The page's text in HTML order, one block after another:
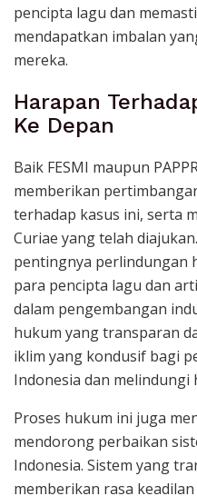
pencipta lagu dan
mendapatkan imbalan
mereka.
Harapan
Ke Depan
Baik FESMI maupun
memberikan
terhadap kasus ini, serta
Curiae yang telah
pentingnya perlindungan
para pencipta lagu dan
dalam pengembangan
hukum yang transparan
iklim yang kondusif bagi
Indonesia dan melindungi
Proses hukum ini juga
mendorong perbaikan
Indonesia. Sistem yang
memberikan rasa